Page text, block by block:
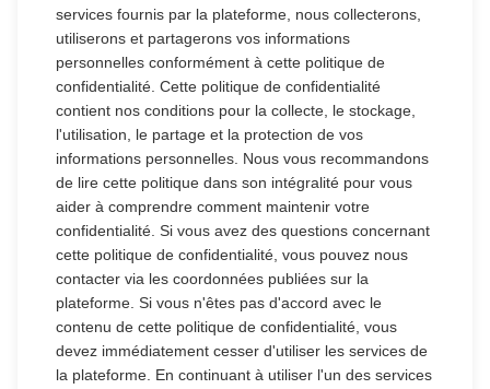
services fournis par la plateforme, nous collecterons,
utiliserons et partagerons vos informations
personnelles conformément à cette politique de
confidentialité. Cette politique de confidentialité
contient nos conditions pour la collecte, le stockage,
l'utilisation, le partage et la protection de vos
informations personnelles. Nous vous recommandons
de lire cette politique dans son intégralité pour vous
aider à comprendre comment maintenir votre
confidentialité. Si vous avez des questions concernant
cette politique de confidentialité, vous pouvez nous
contacter via les coordonnées publiées sur la
plateforme. Si vous n'êtes pas d'accord avec le
contenu de cette politique de confidentialité, vous
devez immédiatement cesser d'utiliser les services de
la plateforme. En continuant à utiliser l'un des services